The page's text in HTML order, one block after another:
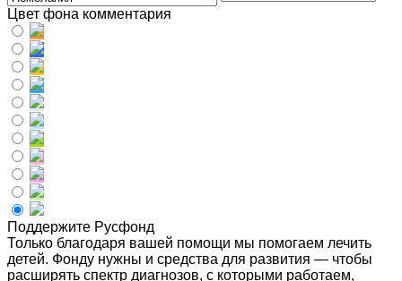
Цвет фона комментария
Поддержите Русфонд
Только благодаря вашей помощи мы помогаем лечить
детей. Фонду нужны и средства для развития — чтобы
расширять спектр диагнозов, с которыми работаем,